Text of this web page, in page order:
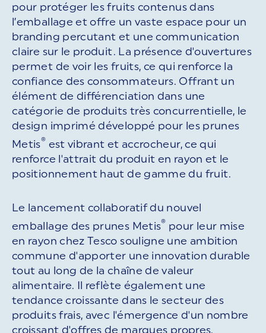
pour protéger les fruits contenus dans
l’emballage et offre un vaste espace pour un
branding percutant et une communication
claire sur le produit. La présence d'ouvertures
permet de voir les fruits, ce qui renforce la
confiance des consommateurs. Offrant un
élément de différenciation dans une
catégorie de produits très concurrentielle, le
design imprimé développé pour les prunes
Metis® est vibrant et accrocheur, ce qui
renforce l'attrait du produit en rayon et le
positionnement haut de gamme du fruit.
Le lancement collaboratif du nouvel
emballage des prunes Metis® pour leur mise
en rayon chez Tesco souligne une ambition
commune d'apporter une innovation durable
tout au long de la chaîne de valeur
alimentaire. Il reflète également une
tendance croissante dans le secteur des
produits frais, avec l'émergence d'un nombre
croissant d'offres de marques propres.